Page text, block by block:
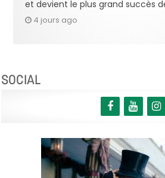
et devient le plus grand succès
4 jours ago
SOCIAL